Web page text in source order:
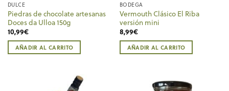
DULCE
Piedras de chocolate artesanas
Doces da Ulloa 150g
10,99€
AÑADIR AL CARRITO
BODEGA
Vermouth Clásico El Riba
versión mini
8,99€
AÑADIR AL CARRITO